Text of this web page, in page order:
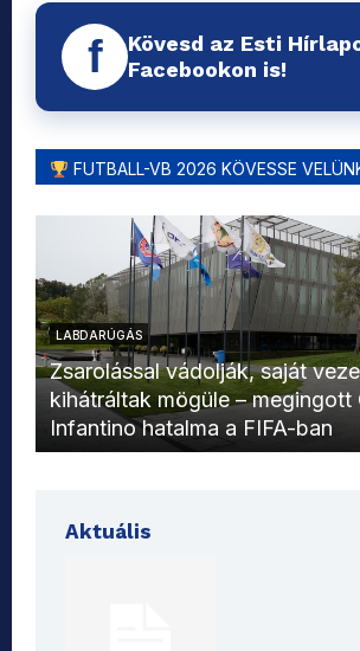
f
Kövesd az Esti
Facebookon is!
FUTBALL-VB 2026 KÖVESSE
LABDARÚGÁS
Zsarolással vádolják, saját
kihátráltak mögüle – megingott
Infantino hatalma a FIFA-ban
Aktuális